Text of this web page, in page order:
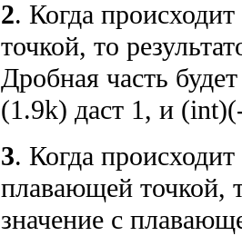
2. Когда
точкой, то
Дробная часть
(1.9k) даст 1, и
3. Когда
плавающей точкой,
значение с